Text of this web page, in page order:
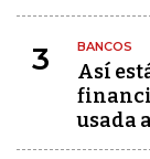
3 BANCOS
Así
usada